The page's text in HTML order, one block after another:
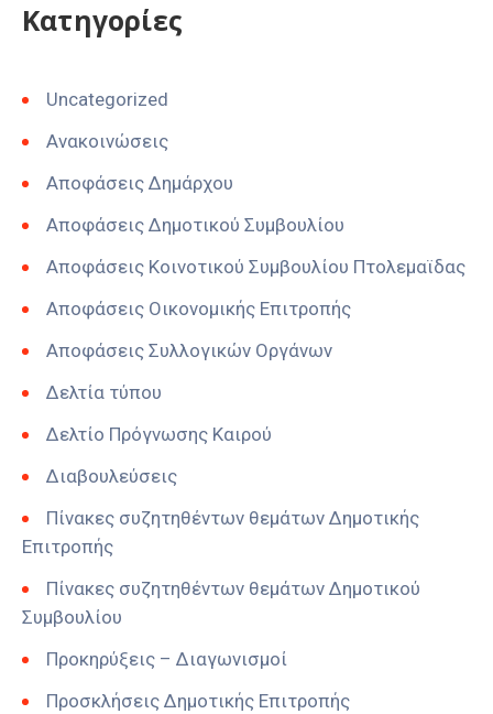
Kατηγορίες
Uncategorized
Ανακοινώσεις
Αποφάσεις Δημάρχου
Αποφάσεις Δημοτικού Συμβουλίου
Αποφάσεις Κοινοτικού Συμβουλίου Πτολεμαϊδας
Αποφάσεις Οικονομικής Επιτροπής
Αποφάσεις Συλλογικών Οργάνων
Δελτία τύπου
Δελτίο Πρόγνωσης Καιρού
Διαβουλεύσεις
Πίνακες συζητηθέντων θεμάτων Δημοτικής
Επιτροπής
Πίνακες συζητηθέντων θεμάτων Δημοτικού
Συμβουλίου
Προκηρύξεις – Διαγωνισμοί
Προσκλήσεις Δημοτικής Επιτροπής